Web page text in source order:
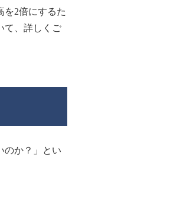
を2倍にするた
て、詳しくご
のか？」とい